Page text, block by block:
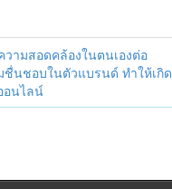
ามสอดคล้องในตนเองต่อ
นชอบในตัวแบรนด์ ทำให้เกิด
อนไลน์